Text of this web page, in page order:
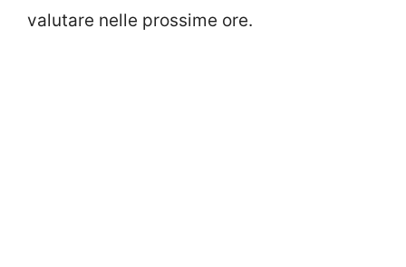
valutare nelle prossime ore.